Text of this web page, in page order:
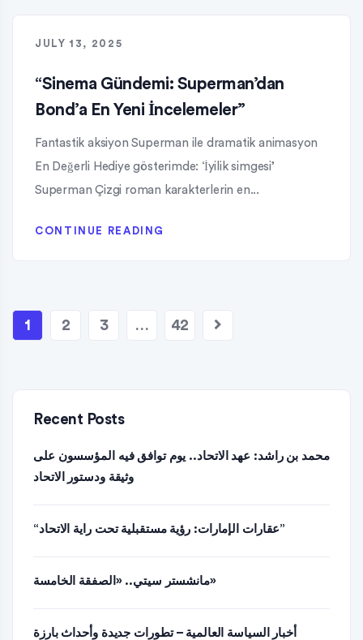
JULY 13, 2025
“Sinema Gündemi: Superman’dan
Bond’a En Yeni İncelemeler”
Fantastik aksiyon Superman ile dramatik animasyon
En Değerli Hediye gösterimde: ‘İyilik simgesi’
Superman Çizgi roman karakterlerin en...
CONTINUE READING
1 2 3 … 42
Recent Posts
محمد بن راشد: عهد الاتحاد.. يوم توافق فيه المؤسسون على
وثيقة ودستور الاتحاد
“عقارات الإمارات: رؤية مستقبلية تحت راية الاتحاد”
مانشستر سيتي.. «الصفقة الخامسة»
أخبار السياسة العالمية – تطورات جديدة وأحداث بارزة